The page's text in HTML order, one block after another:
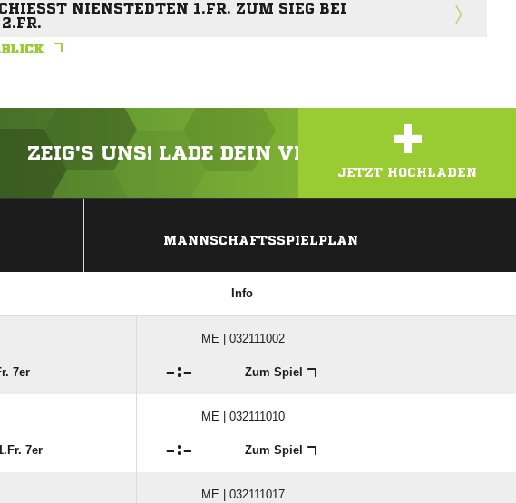
NIENSTEDTEN 1.FR. ZUM SIEG BEI H
ZEIG'S UNS! LADE DEIN VIDEO ODER FOTO
+
JETZT HOCHLADEN
MANNSCHAFTSSPIELPLAN
Info
ME | 032111002
7er : Zum Spiel
ME | 032111010
7er : Zum Spiel
ME | 032111017